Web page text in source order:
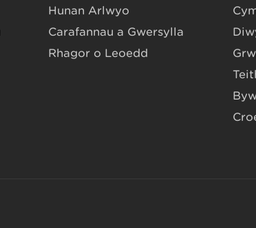
Hunan Arlwyo
Carafannau a Gwersylla
Rhagor o Leoedd